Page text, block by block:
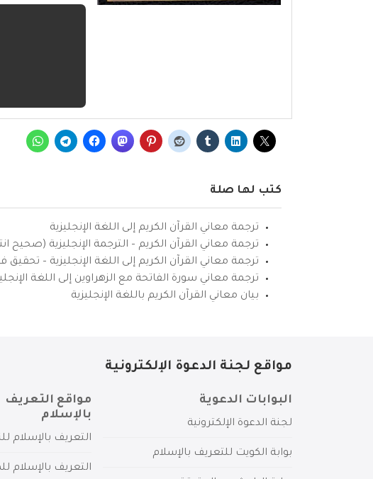
كتب لها صلة
ترجمة معاني القرآن الكريم إلى اللغة الإنجليزية
ترجمة معاني القرآن الكريم – الترجمة الإنجليزية (صحيح
ترجمة معاني القرآن الكريم إلى اللغة الإنجليزية –
ترجمة معاني سورة الفاتحة مع الزهراوين إلى اللغة
بيان معاني القرآن الكريم باللغة الإنجليزية
مواقع لجنة الدعوة الإلكترونية
البوابات الدعوية
لجنة الدعوة الإلكترونية
بوابة الكويت للتعريف بالإسلام
مواقع التعريف
بالإسلام
التعريف بالإسلام
التعريف بالإسلام